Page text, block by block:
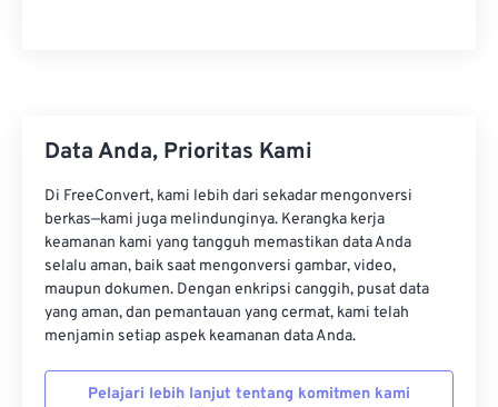
Data Anda, Prioritas Kami
Di FreeConvert, kami lebih dari sekadar mengonversi
berkas—kami juga melindunginya. Kerangka kerja
keamanan kami yang tangguh memastikan data Anda
selalu aman, baik saat mengonversi gambar, video,
maupun dokumen. Dengan enkripsi canggih, pusat data
yang aman, dan pemantauan yang cermat, kami telah
menjamin setiap aspek keamanan data Anda.
Pelajari lebih lanjut tentang komitmen kami